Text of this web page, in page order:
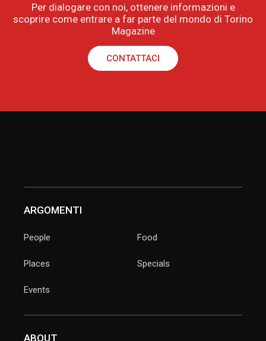
Per dialogare con noi, ottenere informazioni e
scoprire come entrare a far parte del mondo di Torino
Magazine
CONTATTACI
ARGOMENTI
People
Places
Events
Food
Specials
ABOUT